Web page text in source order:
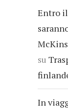
Entro
su
In